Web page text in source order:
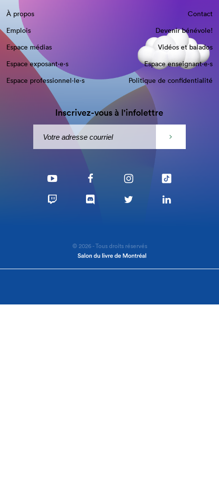
À propos
Contact
Emplois
Devenir bénévole!
Espace médias
Vidéos et balados
Espace exposant·e⋅s
Espace enseignant·e⋅s
Espace professionnel·le⋅s
Politique de confidentialité
Inscrivez-vous à l'infolettre
© 2026 - Tous droits réservés